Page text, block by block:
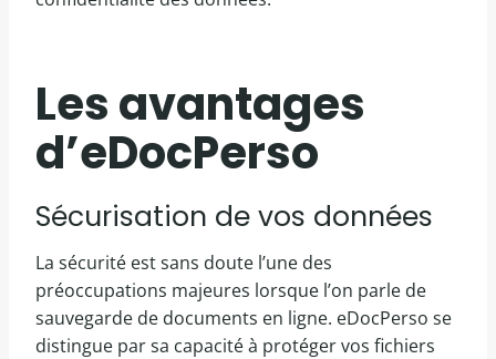
Les avantages
d’eDocPerso
Sécurisation de vos données
La sécurité est sans doute l’une des
préoccupations majeures lorsque l’on parle de
sauvegarde de documents en ligne. eDocPerso se
distingue par sa capacité à protéger vos fichiers